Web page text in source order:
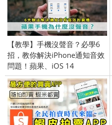
【教學】手機沒聲音？必學6
招，教你解決iPhone通知音效
問題！蘋果、iOS 14